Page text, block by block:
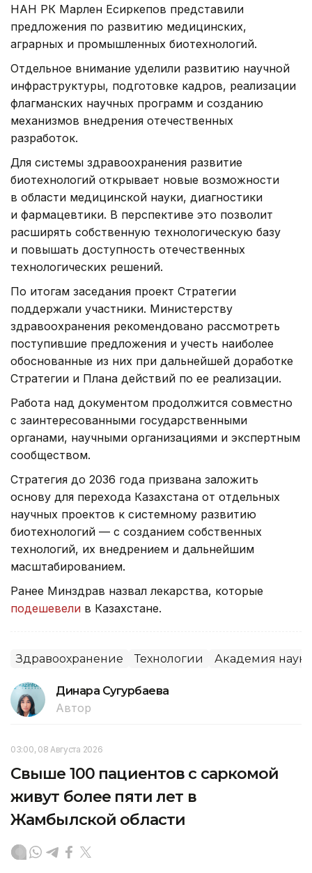
НАН РК Марлен Есиркепов представили
предложения по развитию медицинских,
аграрных и промышленных биотехнологий.
Отдельное внимание уделили развитию научной
инфраструктуры, подготовке кадров, реализации
флагманских научных программ и созданию
механизмов внедрения отечественных
разработок.
Для системы здравоохранения развитие
биотехнологий открывает новые возможности
в области медицинской науки, диагностики
и фармацевтики. В перспективе это позволит
расширять собственную технологическую базу
и повышать доступность отечественных
технологических решений.
По итогам заседания проект Стратегии
поддержали участники. Министерству
здравоохранения рекомендовано рассмотреть
поступившие предложения и учесть наиболее
обоснованные из них при дальнейшей доработке
Стратегии и Плана действий по ее реализации.
Работа над документом продолжится совместно
с заинтересованными государственными
органами, научными организациями и экспертным
сообществом.
Стратегия до 2036 года призвана заложить
основу для перехода Казахстана от отдельных
научных проектов к системному развитию
биотехнологий — с созданием собственных
технологий, их внедрением и дальнейшим
масштабированием.
Ранее Минздрав назвал лекарства, которые
подешевели в Казахстане.
Здравоохранение Технологии Академия наук
Динара Сугурбаева
Автор
03:00, 08 Августа 2026
Свыше 100 пациентов с саркомой
живут более пяти лет в
Жамбылской области